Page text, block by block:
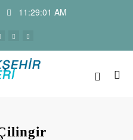
11:29:01 AM